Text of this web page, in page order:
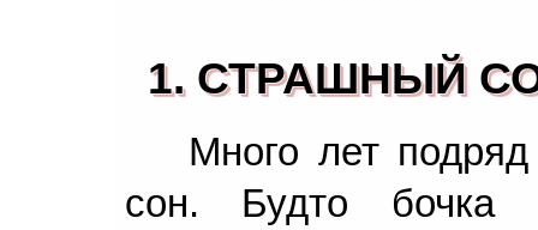
1. СТРАШНЫЙ
Много лет
сон. Будто бочка